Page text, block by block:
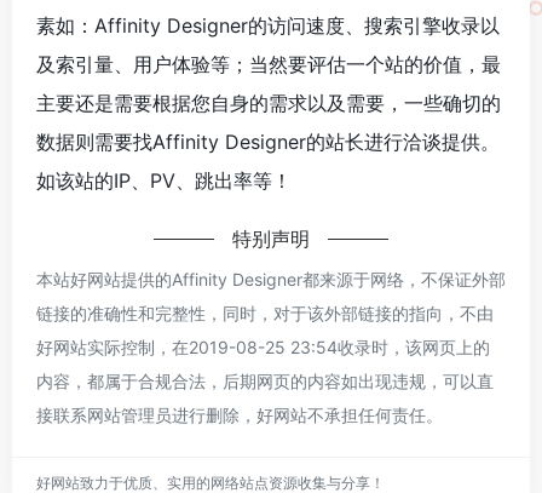
素如：Affinity Designer的访问速度、搜索引擎收录以
及索引量、用户体验等；当然要评估一个站的价值，最
主要还是需要根据您自身的需求以及需要，一些确切的
数据则需要找Affinity Designer的站长进行洽谈提供。
如该站的IP、PV、跳出率等！
特别声明
本站好网站提供的Affinity Designer都来源于网络，不保证外部
链接的准确性和完整性，同时，对于该外部链接的指向，不由
好网站实际控制，在2019-08-25 23:54收录时，该网页上的
内容，都属于合规合法，后期网页的内容如出现违规，可以直
接联系网站管理员进行删除，好网站不承担任何责任。
好网站致力于优质、实用的网络站点资源收集与分享！